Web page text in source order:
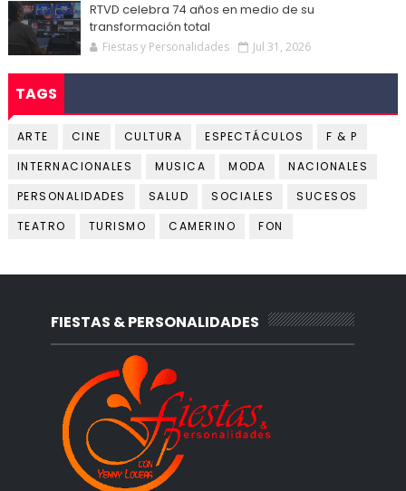
RTVD celebra 74 años en medio de su
transformación total
Fiestas y Personalidades Jul 31, 2026
TAGS
ARTE CINE CULTURA ESPECTÁCULOS
F & P
INTERNACIONALES
MUSICA MODA
NACIONALES
PERSONALIDADES
SALUD SOCIALES
SUCESOS
TEATRO
TURISMO CAMERINO FON
FIESTAS & PERSONALIDADES